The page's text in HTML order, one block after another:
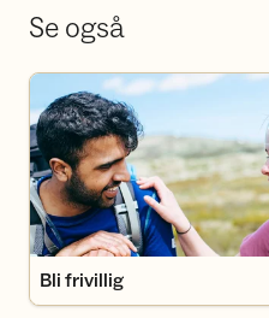
Se også
Bli frivillig
Bli frivillig